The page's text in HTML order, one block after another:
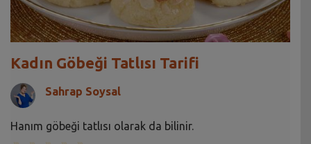
Kadın Göbeği Tatlısı Tarifi
Sahrap Soysal
Hanım göbeği tatlısı olarak da bilinir.